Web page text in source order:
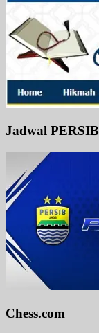
Jadwal PERSIB
Chess.com